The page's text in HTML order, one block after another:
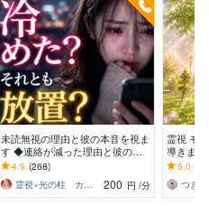
未読無視の理由と彼の本音を視ま
す ◆連絡が減った理由と彼の本
音を読み解きます
4.9 (268)
霊視×光の柱 カルマ先生
200 円 /分
霊視 モヤモヤする心に寄り添い
導きま
必要な
す。
5.0